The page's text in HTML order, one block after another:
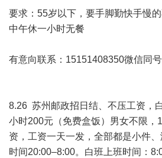
要求：55岁以下，要手脚勤快手慢
中午休一小时无餐
有意向联系：15151408350微信同号
8.26 苏州邮政招日结、不压工资，
小时200元（免费盒饭）男女不限
资，工资一天一发，全部都是小件
时间20:00–8:00。白班上班时间：